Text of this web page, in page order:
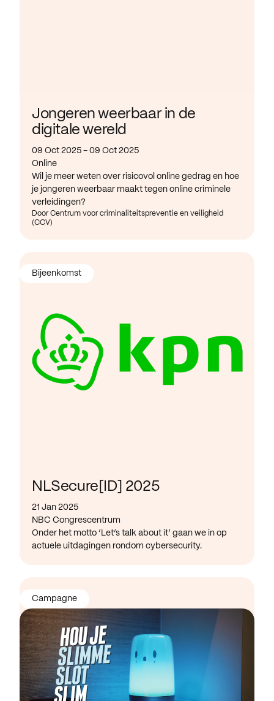
Jongeren weerbaar in de
digitale wereld
09 Oct 2025 - 09 Oct 2025
Online
Wil je meer weten over risicovol online gedrag en hoe
je jongeren weerbaar maakt tegen online criminele
verleidingen?
Door Centrum voor criminaliteitspreventie en veiligheid
(CCV)
NLSecure[ID] 2025
21 Jan 2025
NBC Congrescentrum
Onder het motto ‘Let’s talk about it’ gaan we in op
actuele uitdagingen rondom cybersecurity.
Bijeenkomst
Campagne